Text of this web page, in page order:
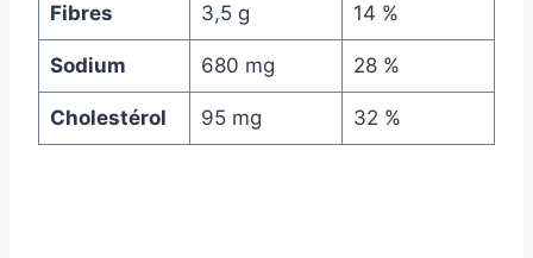
Fibres 3,5 g 14 %
Sodium 680 mg 28 %
Cholestérol 95 mg 32 %